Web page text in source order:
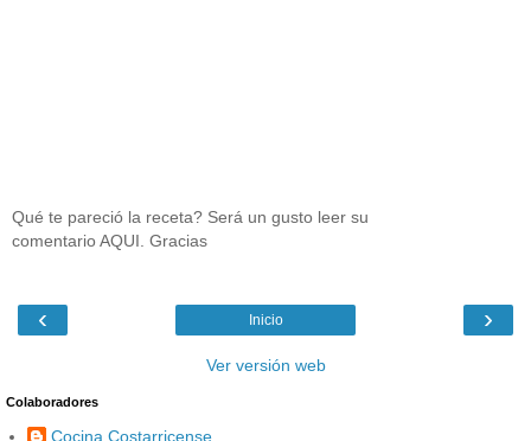
Qué te pareció la receta? Será un gusto leer su
comentario AQUI. Gracias
‹ ›
Inicio
Ver versión web
Colaboradores
Cocina Costarricense